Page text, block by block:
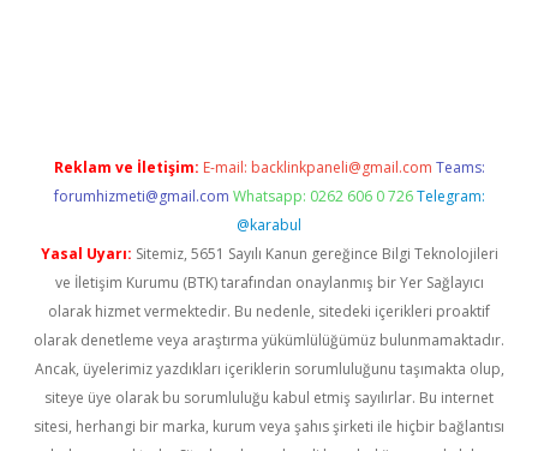
Reklam ve İletişim: E-mail: backlinkpaneli@gmail.com Teams:
forumhizmeti@gmail.com Whatsapp: 0262 606 0 726 Telegram:
@karabul
Yasal Uyarı: Sitemiz, 5651 Sayılı Kanun gereğince Bilgi Teknolojileri
ve İletişim Kurumu (BTK) tarafından onaylanmış bir Yer Sağlayıcı
olarak hizmet vermektedir. Bu nedenle, sitedeki içerikleri proaktif
olarak denetleme veya araştırma yükümlülüğümüz bulunmamaktadır.
Ancak, üyelerimiz yazdıkları içeriklerin sorumluluğunu taşımakta olup,
siteye üye olarak bu sorumluluğu kabul etmiş sayılırlar. Bu internet
sitesi, herhangi bir marka, kurum veya şahıs şirketi ile hiçbir bağlantısı